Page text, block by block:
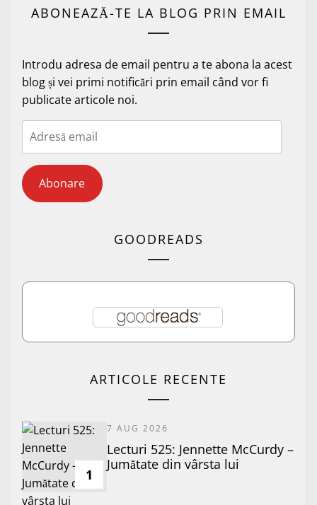
ABONEAZĂ-TE LA BLOG PRIN EMAIL
Introdu adresa de email pentru a te abona la acest
blog și vei primi notificări prin email când vor fi
publicate articole noi.
Adresă
email
Abonare
GOODREADS
ARTICOLE RECENTE
1
7 AUG 2026
Lecturi 525: Jennette McCurdy –
Jumătate din vârsta lui